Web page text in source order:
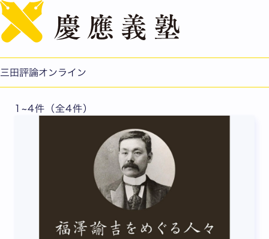
三田評論オンライン
2017年8・9月合併号
1~4件（全4件）